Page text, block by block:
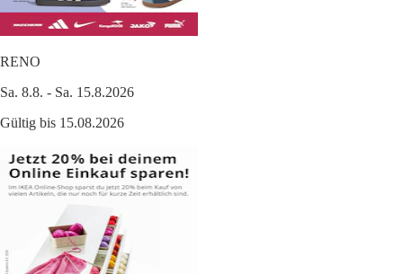
RENO
Sa. 8.8. - Sa. 15.8.2026
Gültig bis 15.08.2026